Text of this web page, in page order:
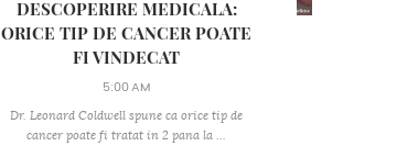
DESCOPERIRE MEDICALA:
ORICE TIP DE CANCER POATE
FI VINDECAT
5:00 AM
Dr. Leonard Coldwell spune ca orice tip de
cancer poate fi tratat in 2 pana la ...